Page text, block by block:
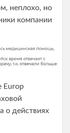
неплохо, но
компании
Europ
о действиях